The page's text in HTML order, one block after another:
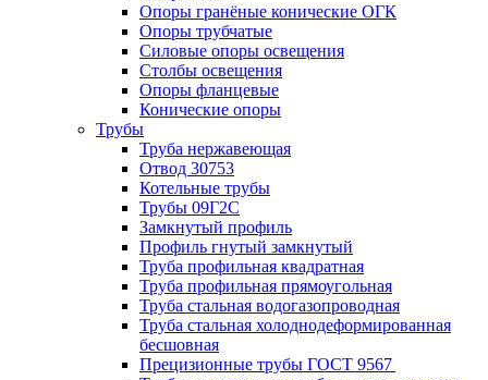
Опоры гранёные конические ОГК
Опоры трубчатые
Силовые опоры освещения
Столбы освещения
Опоры фланцевые
Конические опоры
Трубы
Труба нержавеющая
Отвод 30753
Котельные трубы
Трубы 09Г2С
Замкнутый профиль
Профиль гнутый замкнутый
Труба профильная квадратная
Труба профильная прямоугольная
Труба стальная водогазопроводная
Труба стальная холоднодеформированная
бесшовная
Прецизионные трубы ГОСТ 9567